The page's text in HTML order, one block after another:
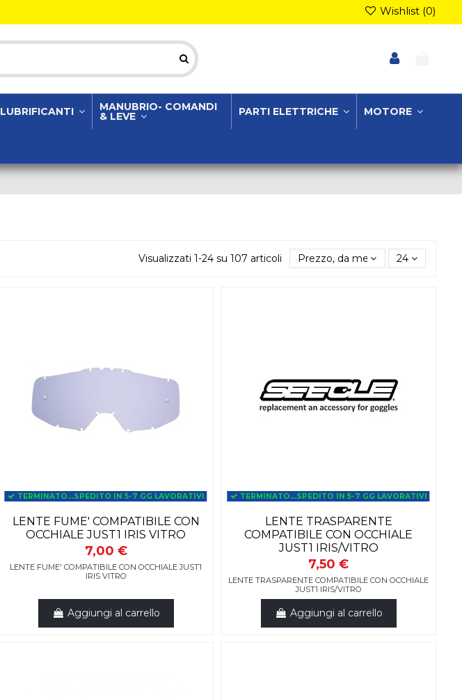
Wishlist (0)
LUBRIFICANTI MANUBRIO- COMANDI
& LEVE PARTI ELETTRICHE MOTORE
Visualizzati 1-24 su 107 articoli Prezzo, da meno caro a più caro
24
TERMINATO...SPEDITO IN 5-7 GG LAVORATIVI
LENTE FUME' COMPATIBILE CON
OCCHIALE JUST1 IRIS VITRO
7,00 €
LENTE FUME' COMPATIBILE CON OCCHIALE JUST1
IRIS VITRO
Aggiungi al carrello
TERMINATO...SPEDITO IN 5-7 GG LAVORATIVI
LENTE TRASPARENTE
COMPATIBILE CON OCCHIALE
JUST1 IRIS/VITRO
7,50 €
LENTE TRASPARENTE COMPATIBILE CON OCCHIALE
JUST1 IRIS/VITRO
Aggiungi al carrello